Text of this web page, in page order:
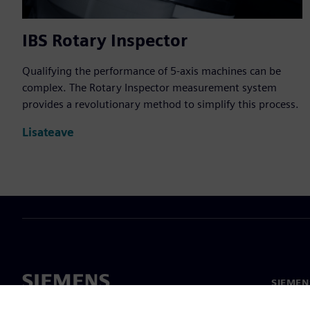
IBS Rotary Inspector
Qualifying the performance of 5-axis machines can be
complex. The Rotary Inspector measurement system
provides a revolutionary method to simplify this process.
Lisateave